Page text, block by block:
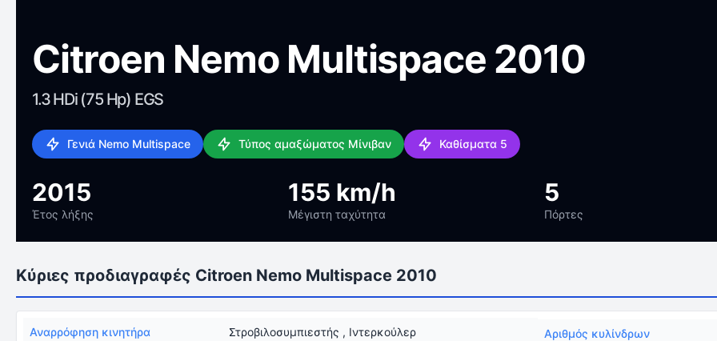
Citroen Nemo Multispace 2010
1.3 HDi (75 Hp) EGS
Γενιά Nemo Multispace Τύπος αμαξώματος Μίνιβαν Καθίσματα 5
2015
Έτος λήξης
155 km/h
Μέγιστη ταχύτητα
5
Πόρτες
Κύριες προδιαγραφές Citroen Nemo Multispace 2010
Αναρρόφηση κινητήρα Στροβιλοσυμπιεστής , Ιντερκούλερ Αριθμός κυλίνδρων